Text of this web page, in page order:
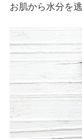
お肌から水分を